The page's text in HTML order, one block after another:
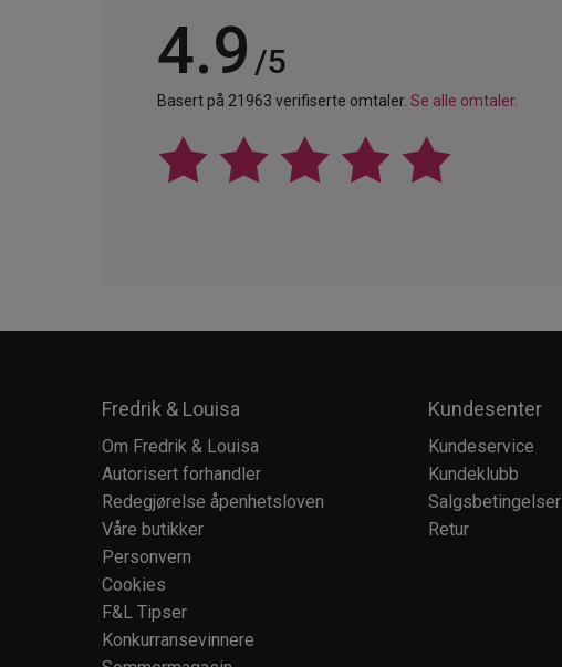
4.9 /5
Basert på 21963 verifiserte omtaler. Se alle omtaler.
Fredrik & Louisa
Om Fredrik & Louisa
Autorisert forhandler
Redegjørelse åpenhetsloven
Våre butikker
Personvern
Cookies
F&L Tipser
Konkurransevinnere
Kundesenter
Kundeservice
Kundeklubb
Salgsbetingelser
Retur